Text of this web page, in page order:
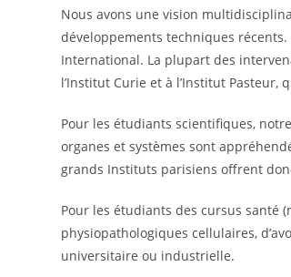
Nous avons une vision
développements techniques récents.
International. La plupart des
l’Institut Curie et à l’Institut
Pour les étudiants scientifiques,
organes et systèmes sont
grands Instituts parisiens offrent
Pour les étudiants des cursus santé
physiopathologiques cellulaires,
universitaire ou industrielle.